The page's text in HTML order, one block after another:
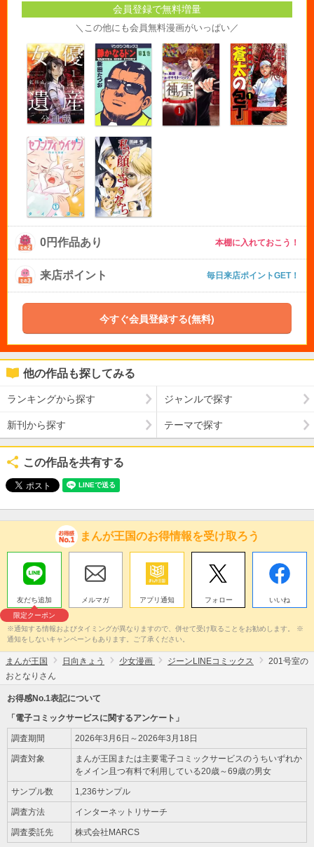
会員登録で無料増量
＼この他にも会員無料漫画がいっぱい／
0円作品あり 本棚に入れておこう！
来店ポイント 毎日来店ポイントGET！
今すぐ会員登録する(無料)
他の作品も探してみる
ランキングから探す ジャンルで探す
新刊から探す テーマで探す
この作品を共有する
まんが王国のお得情報を受け取ろう
友だち追加
限定クーポン
メルマガ アプリ通知 フォロー いいね
※通知する情報およびタイミングが異なりますので、併せて受け取ることをお勧めします。 ※
通知をしないキャンペーンもあります。ご了承ください。
まんが王国 日向きょう 少女漫画 ジーンLINEコミックス
201号室の
おとなりさん
お得感No.1表記について
「電子コミックサービスに関するアンケート」
調査期間 2026年3月6日～2026年3月18日
調査対象
まんが王国または主要電子コミックサービスのうちいずれか
をメイン且つ有料で利用している20歳～69歳の男女
サンプル数 1,236サンプル
調査方法 インターネットリサーチ
調査委託先 株式会社MARCS